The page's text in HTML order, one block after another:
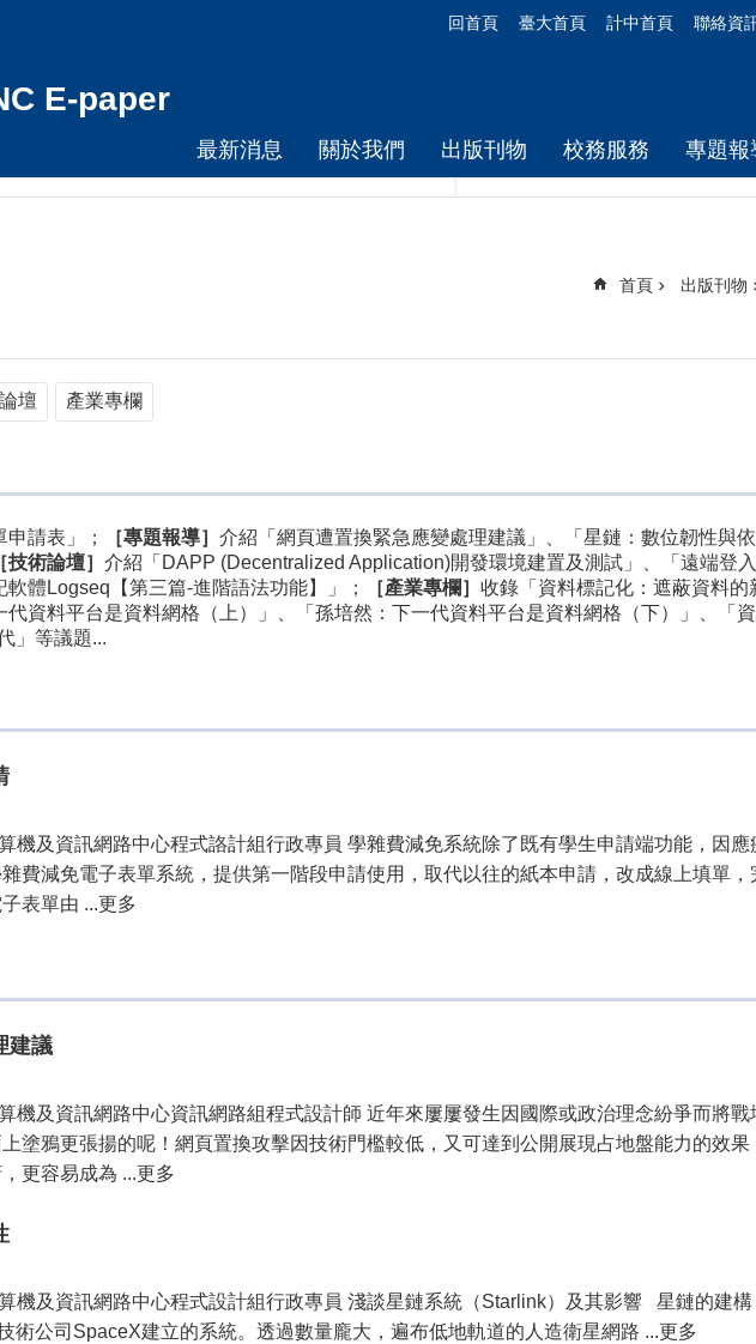
回首頁 臺大首頁 計中首頁 聯絡資
E-paper
最新消息 關於我們 出版刊物 校務服務 專題報
首頁 出版刊物
壇 產業專欄
請表」； ［專題報導］ 介紹「網頁遭置換緊急應變處理建議」、「星鏈：數位韌性與
［技術論壇］ 介紹「DAPP (Decentralized Application)開發環境建置及測試」、「遠端登
體Logseq【第三篇-進階語法功能】」；
［產業專欄］ 收錄「資料標記化：遮蔽資料
資料平台是資料網格（上）」、「孫培然：下一代資料平台是資料網格（下）」、「
」等議題...
機及資訊網路中心程式詻計組行政專員 學雜費減免系統除了既有學生申請端功能，因
費減免電子表單系統，提供第一階段申請使用，取代以往的紙本申請，改成線上填單
表單由 ...更多
建議
機及資訊網路中心資訊網路組程式設計師 近年來屢屢發生因國際或政治理念紛爭而將
塗鴉更張揚的呢！網頁置換攻擊因技術門檻較低，又可達到公開展現占地盤能力的效
更容易成為 ...更多
機及資訊網路中心程式設計組行政專員 淺談星鏈系統（Starlink）及其影響 星鏈的建
術公司SpaceX建立的系統。透過數量龐大，遍布低地軌道的人造衛星網路 ...更多